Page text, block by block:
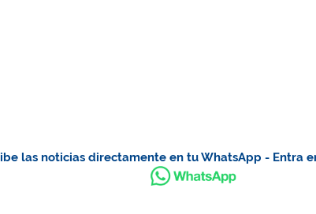
las noticias directamente en tu WhatsApp - Entra